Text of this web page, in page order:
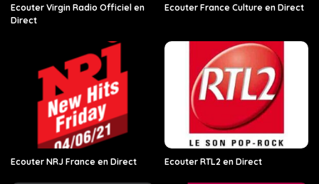
Ecouter Virgin Radio Officiel en
Direct
Ecouter France Culture en Direct
Ecouter NRJ France en Direct Ecouter RTL2 en Direct